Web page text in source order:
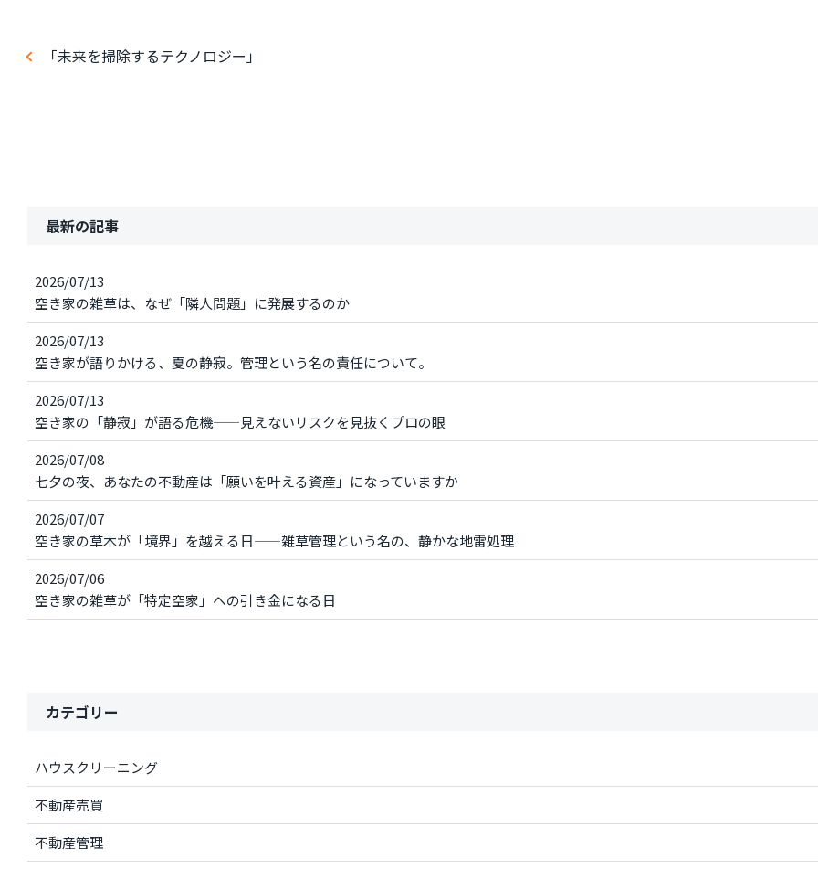
「未来を掃除するテクノロジー」
最新の記事
2026/07/13
空き家の雑草は、なぜ「隣人問題」に発展するのか
2026/07/13
空き家が語りかける、夏の静寂。管理という名の責任について。
2026/07/13
空き家の「静寂」が語る危機——見えないリスクを見抜くプロの眼
2026/07/08
七夕の夜、あなたの不動産は「願いを叶える資産」になっていますか
2026/07/07
空き家の草木が「境界」を越える日——雑草管理という名の、静かな地雷処理
2026/07/06
空き家の雑草が「特定空家」への引き金になる日
カテゴリー
ハウスクリーニング
不動産売買
不動産管理